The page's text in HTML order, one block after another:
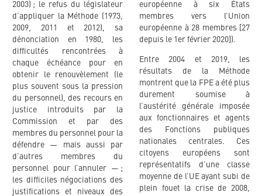
2003) ; le refus du législateur
d’appliquer la Méthode (1973,
2009, 2011 et 2012), sa
dénonciation en 1980, les
difficultés rencontrées à
chaque échéance pour en
obtenir le renouvèlement (le
plus souvent sous la pression
du personnel), des recours en
justice introduits par la
Commission et par des
membres du personnel pour la
défendre — mais aussi par
d’autres membres du
personnel pour l’annuler — ;
les difficiles négociations des
justifications et niveaux des
européenne à six États
membres vers l’Union
européenne à 28 membres [27
depuis le 1er février 2020]).
Entre 2004 et 2019, les
résultats de la Méthode
montrent que la FPE a été plus
durement soumise à
l’austérité générale imposée
aux fonctionnaires et agents
des Fonctions publiques
nationales centrales. Ces
citoyens européens sont
représentatifs d’une classe
moyenne de l’UE ayant subi de
plein fouet la crise de 2008,